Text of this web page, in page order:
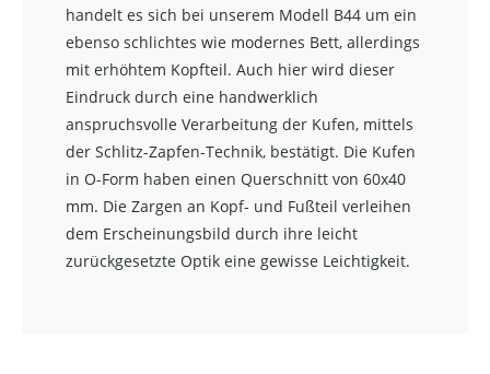
handelt es sich bei unserem Modell B44 um ein
ebenso schlichtes wie modernes Bett, allerdings
mit erhöhtem Kopfteil. Auch hier wird dieser
Eindruck durch eine handwerklich
anspruchsvolle Verarbeitung der Kufen, mittels
der Schlitz-Zapfen-Technik, bestätigt. Die Kufen
in O-Form haben einen Querschnitt von 60x40
mm. Die Zargen an Kopf- und Fußteil verleihen
dem Erscheinungsbild durch ihre leicht
zurückgesetzte Optik eine gewisse Leichtigkeit.